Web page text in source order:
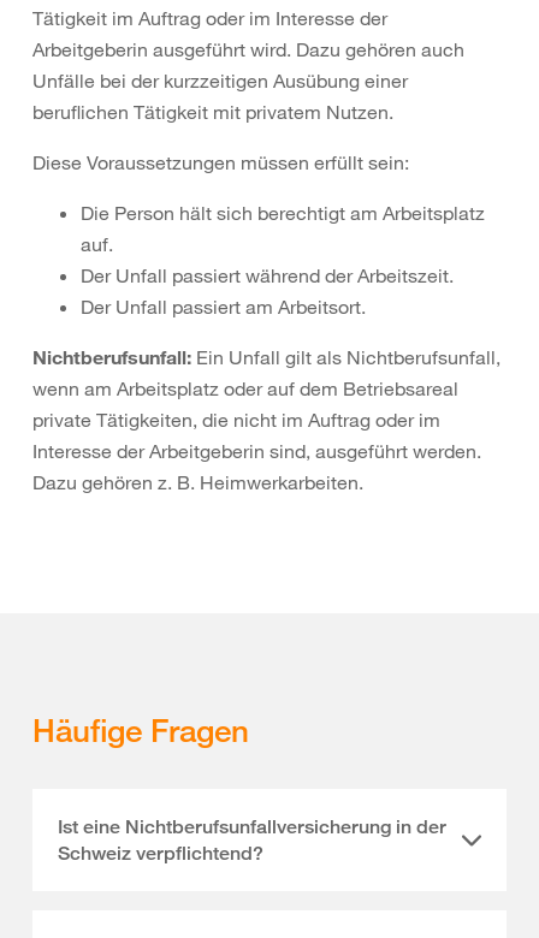
Tätigkeit im Auftrag oder im Interesse der
Arbeitgeberin ausgeführt wird. Dazu gehören auch
Unfälle bei der kurzzeitigen Ausübung einer
beruflichen Tätigkeit mit privatem Nutzen.
Diese Voraussetzungen müssen erfüllt sein:
Die Person hält sich berechtigt am Arbeitsplatz
auf.
Der Unfall passiert während der Arbeitszeit.
Der Unfall passiert am Arbeitsort.
Nichtberufsunfall: Ein Unfall gilt als Nichtberufsunfall,
wenn am Arbeitsplatz oder auf dem Betriebsareal
private Tätigkeiten, die nicht im Auftrag oder im
Interesse der Arbeitgeberin sind, ausgeführt werden.
Dazu gehören z. B. Heimwerkarbeiten.
Häufige Fragen
Ist eine Nichtberufsunfallversicherung in der
Schweiz verpflichtend?